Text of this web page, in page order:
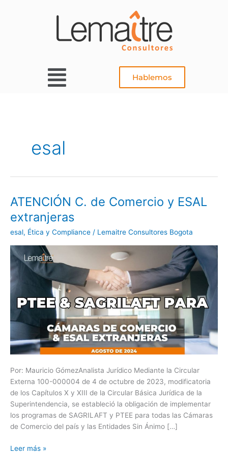
Main
Menu
Hablemos
esal
ATENCIÓN C. de Comercio y ESAL
extranjeras
esal, Ética y Compliance / Lemaitre Consultores Bogota
Por: Mauricio GómezAnalista Jurídico Mediante la Circular
Externa 100-000004 de 4 de octubre de 2023, modificatoria
de los Capítulos X y XIII de la Circular Básica Jurídica de la
Superintendencia, se estableció la obligación de implementar
los programas de SAGRILAFT y PTEE para todas las Cámaras
de Comercio del país y las Entidades Sin Ánimo […]
ATENCIÓN
de
Comercio
y
ESAL
extranjeras
Leer más »